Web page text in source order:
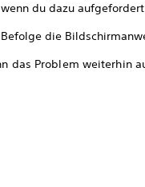
wenn du dazu
Befolge die
das Problem weiterhin